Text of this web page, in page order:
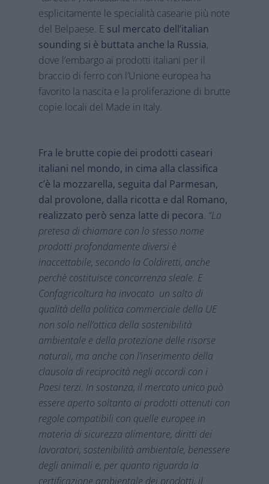
esplicitamente le specialità casearie più note
del Belpaese. E sul mercato dell’italian
sounding si è buttata anche la Russia,
dove l’embargo ai prodotti italiani per il
braccio di ferro con l’Unione europea ha
favorito la nascita e la proliferazione di brutte
copie locali del Made in Italy.
Fra le brutte copie dei prodotti caseari
italiani nel mondo, in cima alla classifica
c’è la mozzarella, seguita dal Parmesan,
dal provolone, dalla ricotta e dal Romano,
realizzato però senza latte di pecora. “La
pretesa di chiamare con lo stesso nome
prodotti profondamente diversi è
inaccettabile, secondo la Coldiretti, anche
perchè costituisce concorrenza sleale. E
Confagricoltura ha invocato un salto di
qualità della politica commerciale della UE
non solo nell’ottica della sostenibilità
ambientale e della protezione delle risorse
naturali, ma anche con l’inserimento della
clausola di reciprocità negli accordi con i
Paesi terzi. In sostanza, il mercato unico può
essere aperto soltanto ai prodotti ottenuti con
regole compatibili con quelle europee in
materia di sicurezza alimentare, diritti dei
lavoratori, sostenibilità ambientale, benessere
degli animali e, per quanto riguarda la
certificazione ambientale dei prodotti, il